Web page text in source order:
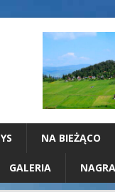
NA BIEŻĄCO
GALERIA